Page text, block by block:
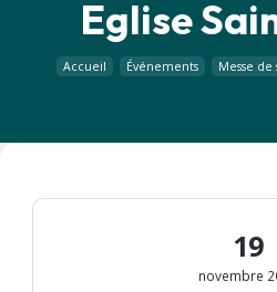
Eglise
Accueil Événements Messe de
19
novembre